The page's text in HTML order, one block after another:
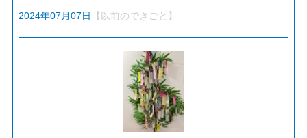
2024年07月07日 【以前のできごと】